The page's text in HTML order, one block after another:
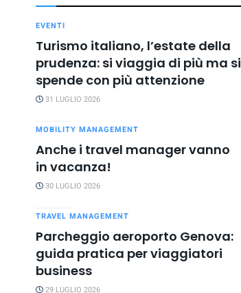
EVENTI
Turismo italiano, l’estate della
prudenza: si viaggia di più ma si
spende con più attenzione
31 LUGLIO 2026
MOBILITY MANAGEMENT
Anche i travel manager vanno
in vacanza!
30 LUGLIO 2026
TRAVEL MANAGEMENT
Parcheggio aeroporto Genova:
guida pratica per viaggiatori
business
29 LUGLIO 2026